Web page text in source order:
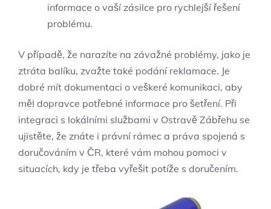
informace o vaší zásilce pro rychlejší řešení
problému.
V případě, že narazíte na závažné problémy, jako je
ztráta balíku, zvažte také podání reklamace. Je
dobré mít dokumentaci o veškeré komunikaci, aby
měl dopravce potřebné informace pro šetření. Při
integraci s lokálními službami v Ostravě Zábřehu se
ujistěte, že znáte i právní rámec a práva spojená s
doručováním v ČR, které vám mohou pomoci v
situacích, kdy je třeba vyřešit potíže s doručením.